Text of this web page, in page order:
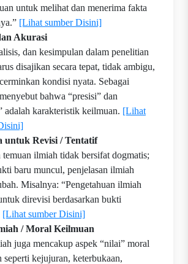
untuk melihat dan menerima fakta
[Lihat sumber Disini]
Akurasi
dan kesimpulan dalam penelitian
disajikan secara tepat, tidak ambigu,
kondisi nyata. Sebagai
bahwa “presisi” dan
adalah karakteristik keilmuan. [Lihat
untuk Revisi / Tentatif
ilmiah tidak bersifat dogmatis;
baru muncul, penjelasan ilmiah
Misalnya: “Pengetahuan ilmiah
direvisi berdasarkan bukti
[Lihat sumber Disini]
/ Moral Keilmuan
juga mencakup aspek “nilai” moral
seperti kejujuran, keterbukaan,